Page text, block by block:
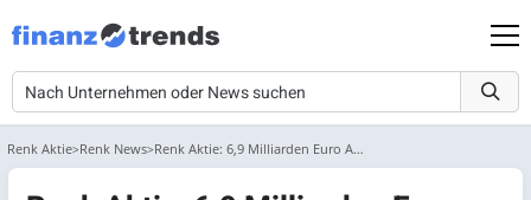
Renk Aktie Renk News Renk Aktie: 6,9 Milliarden Euro Auftragsbestand